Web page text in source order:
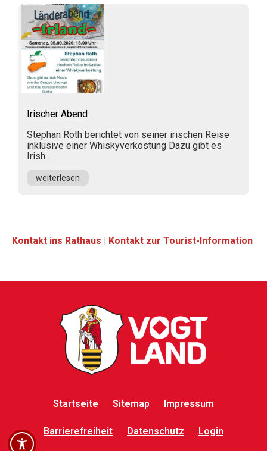
Irischer Abend
Stephan Roth berichtet von seiner irischen Reise
inklusive einer Whiskyverkostung Dazu gibt es
Irish...
weiterlesen
Kontakt ins Rathaus | Kontakt zur Tourist-Information
Startseite Sitemap Impressum
Barrierefreiheit Datenschutz Login